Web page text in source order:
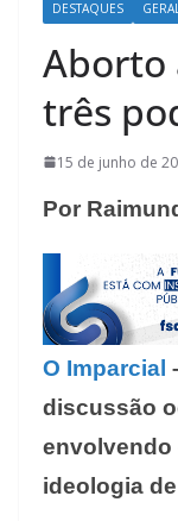
DESTAQUES GERAL
Aborto
três
15 de junho de
Por
O Imparcial
discussão
envolvendo
ideologia